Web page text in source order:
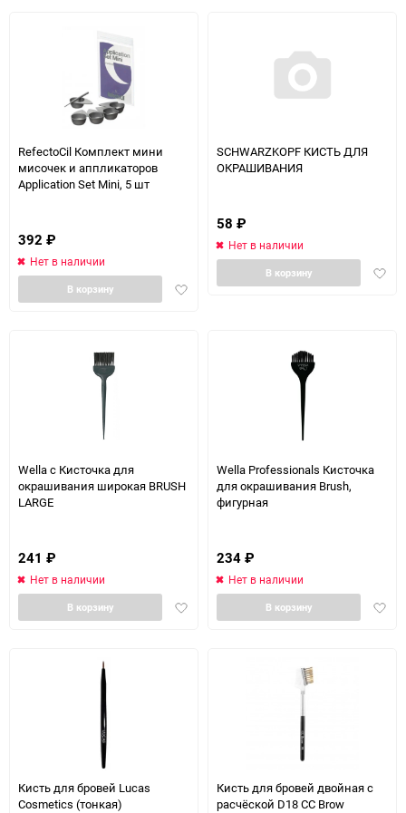
RefectoCil Комплект мини
мисочек и аппликаторов
Application Set Mini, 5 шт
392 ₽
Нет в наличии
Добавить
В корзину
SCHWARZKOPF КИСТЬ ДЛЯ
ОКРАШИВАНИЯ
58 ₽
Нет в наличии
В корзину
Wella c Кисточка для
окрашивания широкая BRUSH
LARGE
241 ₽
Нет в наличии
Добавить
В корзину
Wella Professionals Кисточка
для окрашивания Brush,
фигурная
234 ₽
Нет в наличии
В корзину
Кисть для бровей Lucas
Cosmetics (тонкая)
Кисть для бровей двойная с
расчёской D18 CC Brow